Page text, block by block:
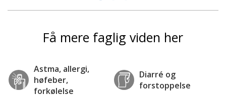
Få mere faglig viden her
Astma, allergi,
høfeber,
forkølelse
Diarré og
forstoppelse